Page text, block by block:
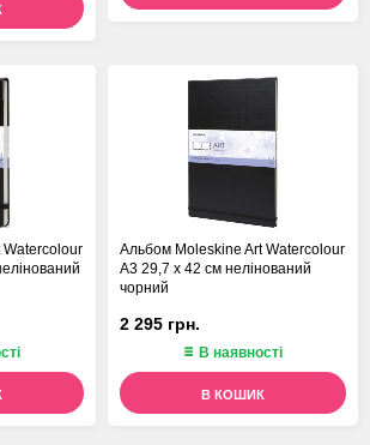
Альбом Moleskine Art Watercolour
А3 29,7 х 42 см нелінований
чорний
2 295 грн.
В наявності
В КОШИК